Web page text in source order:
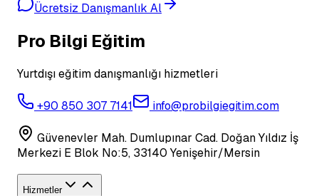
Ücretsiz Danışmanlık Al
Pro Bilgi Eğitim
Yurtdışı eğitim danışmanlığı hizmetleri
+90 850 307 7141 info@probilgiegitim.com
Güvenevler Mah. Dumlupınar Cad. Doğan Yıldız İş
Merkezi E Blok No:5, 33140 Yenişehir/Mersin
Hizmetler